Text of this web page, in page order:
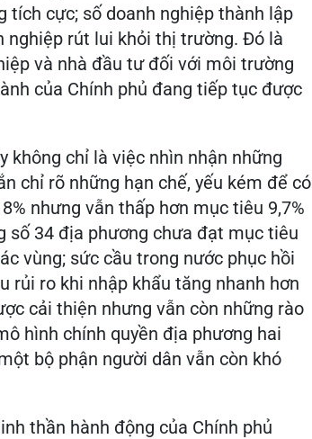
cực; số doanh nghiệp thành lập
nghiệp rút lui khỏi thị trường. Đó là
và nhà đầu tư đối với môi trường
của Chính phủ đang tiếp tục được
không chỉ là việc nhìn nhận những
chỉ rõ những hạn chế, yếu kém để có
nhưng vẫn thấp hơn mục tiêu 9,7%
số 34 địa phương chưa đạt mục tiêu
vùng; sức cầu trong nước phục hồi
rủi ro khi nhập khẩu tăng nhanh hơn
cải thiện nhưng vẫn còn những rào
hình chính quyền địa phương hai
bộ phận người dân vẫn còn khó
thần hành động của Chính phủ